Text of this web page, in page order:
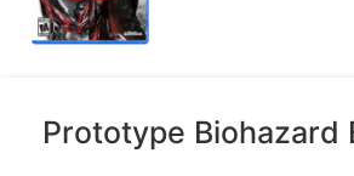
Prototype Biohazard